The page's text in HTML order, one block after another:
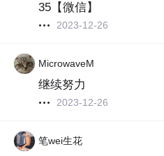
35【微信】
2023-12-26
MicrowaveM
继续努力
2023-12-26
笔wei生花